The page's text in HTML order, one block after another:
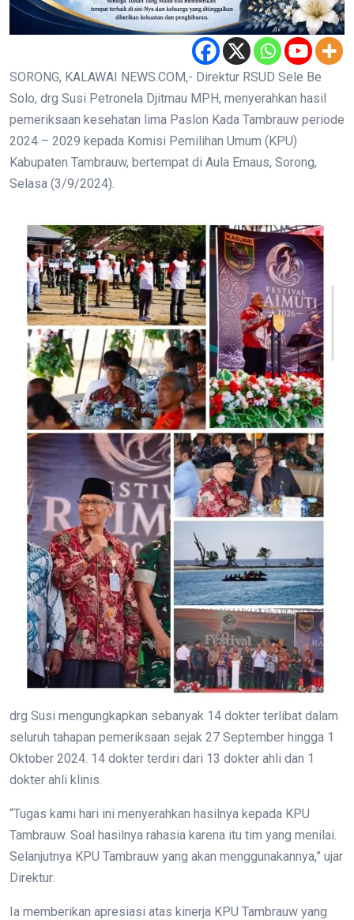
SORONG, KALAWAI NEWS.COM,- Direktur RSUD Sele Be
Solo, drg Susi Petronela Djitmau MPH, menyerahkan hasil
pemeriksaan kesehatan lima Paslon Kada Tambrauw periode
2024 – 2029 kepada Komisi Pemilihan Umum (KPU)
Kabupaten Tambrauw, bertempat di Aula Emaus, Sorong,
Selasa (3/9/2024).
drg Susi mengungkapkan sebanyak 14 dokter terlibat dalam
seluruh tahapan pemeriksaan sejak 27 September hingga 1
Oktober 2024. 14 dokter terdiri dari 13 dokter ahli dan 1
dokter ahli klinis.
“Tugas kami hari ini menyerahkan hasilnya kepada KPU
Tambrauw. Soal hasilnya rahasia karena itu tim yang menilai.
Selanjutnya KPU Tambrauw yang akan menggunakannya,” ujar
Direktur.
Ia memberikan apresiasi atas kinerja KPU Tambrauw yang